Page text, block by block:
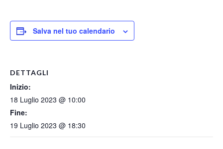
Salva nel tuo calendario
DETTAGLI
Inizio:
18 Luglio 2023 @ 10:00
Fine:
19 Luglio 2023 @ 18:30